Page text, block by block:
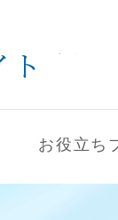
お役立ち